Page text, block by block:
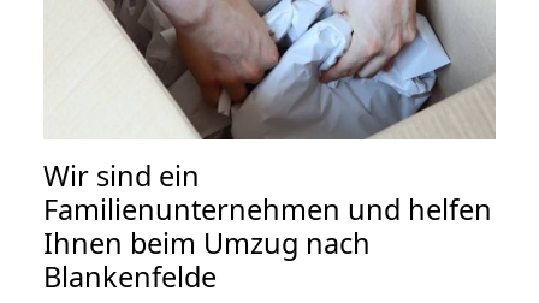
Wir sind ein
Familienunternehmen und helfen
Ihnen beim Umzug nach
Blankenfelde